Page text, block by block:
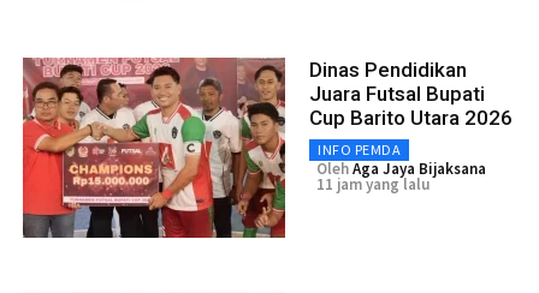
Dinas Pendidikan
Juara Futsal Bupati
Cup Barito Utara 2026
INFO PEMDA
OlehAga Jaya Bijaksana
11 jam yang lalu